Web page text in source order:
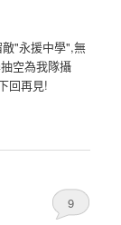
"永援中學",無
空為我隊攝
回再見!
9